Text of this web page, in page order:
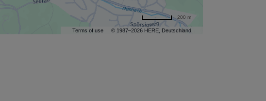
Terms of use © 1987–2026 HERE, Deutschland
200 m